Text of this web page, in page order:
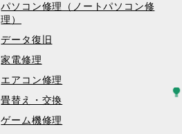
パソコン修理（ノートパソコン修
理）
データ復旧
家電修理
エアコン修理
畳替え・交換
ゲーム機修理